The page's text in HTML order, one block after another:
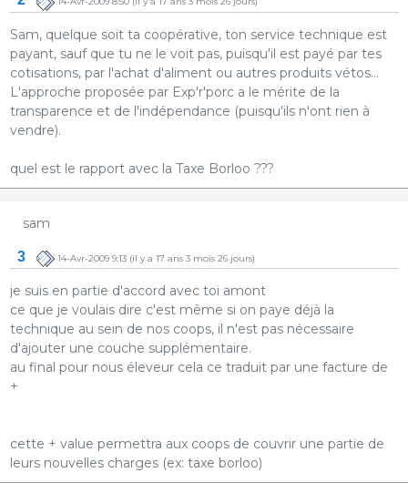
Sam, quelque soit ta coopérative, ton service technique est
payant, sauf que tu ne le voit pas, puisqu'il est payé par tes
cotisations, par l'achat d'aliment ou autres produits vétos...
L'approche proposée par Exp'r'porc a le mérite de la
transparence et de l'indépendance (puisqu'ils n'ont rien à
vendre).
quel est le rapport avec la Taxe Borloo ???
sam
3 14-Avr-2009 9:13(il y a 17 ans 3 mois 26 jours)
je suis en partie d'accord avec toi amont
ce que je voulais dire c'est même si on paye déjà la
technique au sein de nos coops, il n'est pas nécessaire
d'ajouter une couche supplémentaire.
au final pour nous éleveur cela ce traduit par une facture de
+
cette + value permettra aux coops de couvrir une partie de
leurs nouvelles charges (ex: taxe borloo)